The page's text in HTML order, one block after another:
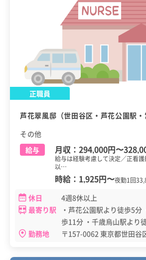
正職員
芦花翠風邸（世田谷区・芦花公園駅・
その他
給与
月収： 294,000円〜
給与は経験考慮して決定／正看
以…
時給： 1,925円〜夜勤1回
休日
4週8休以上
最寄り駅
・芦花公園駅より徒歩5分
歩11分 ・千歳烏山駅より
勤務地
〒157-0062 東京都世田谷